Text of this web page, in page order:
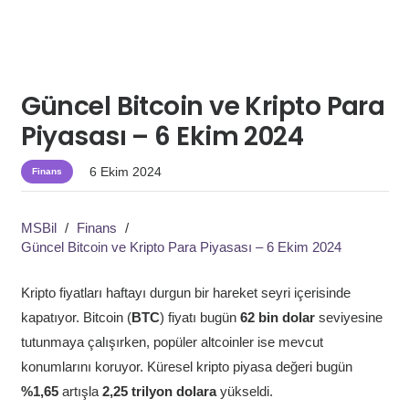
Güncel Bitcoin ve Kripto Para
Piyasası – 6 Ekim 2024
Finans 6 Ekim 2024
MSBil / Finans /
Güncel Bitcoin ve Kripto Para Piyasası – 6 Ekim 2024
Kripto fiyatları haftayı durgun bir hareket seyri içerisinde
kapatıyor. Bitcoin (BTC) fiyatı bugün 62 bin dolarseviyesine
tutunmaya çalışırken, popüler altcoinler ise mevcut
konumlarını koruyor. Küresel kripto piyasa değeri bugün
%1,65 artışla 2,25 trilyon dolarayükseldi.